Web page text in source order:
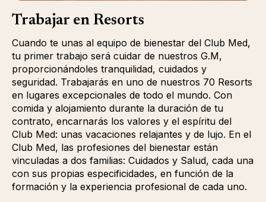
Trabajar en Resorts
Cuando te unas al equipo de bienestar del Club Med,
tu primer trabajo será cuidar de nuestros G.M,
proporcionándoles tranquilidad, cuidados y
seguridad. Trabajarás en uno de nuestros 70 Resorts
en lugares excepcionales de todo el mundo. Con
comida y alojamiento durante la duración de tu
contrato, encarnarás los valores y el espíritu del
Club Med: unas vacaciones relajantes y de lujo. En el
Club Med, las profesiones del bienestar están
vinculadas a dos familias: Cuidados y Salud, cada una
con sus propias especificidades, en función de la
formación y la experiencia profesional de cada uno.